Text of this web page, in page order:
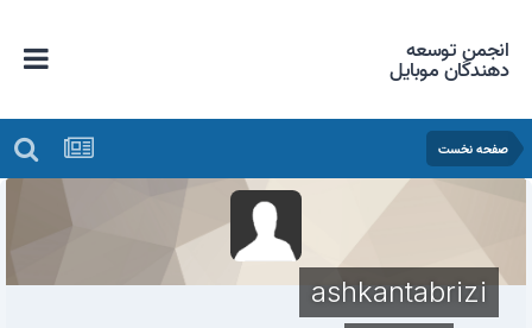
انجمن توسعه
دهندگان موبایل
صفحه نخست
ashkantabrizi